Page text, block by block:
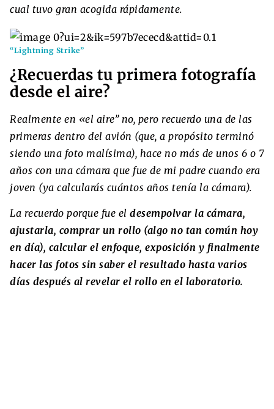
cual tuvo gran acogida rápidamente.
“Lightning Strike”
¿Recuerdas tu primera fotografía
desde el aire?
Realmente en «el aire” no, pero recuerdo una de las
primeras dentro del avión (que, a propósito terminó
siendo una foto malísima), hace no más de unos 6 o 7
años con una cámara que fue de mi padre cuando era
joven (ya calcularás cuántos años tenía la cámara).
La recuerdo porque fue el desempolvar la cámara,
ajustarla, comprar un rollo (algo no tan común hoy
en día), calcular el enfoque, exposición y finalmente
hacer las fotos sin saber el resultado hasta varios
días después al revelar el rollo en el laboratorio.